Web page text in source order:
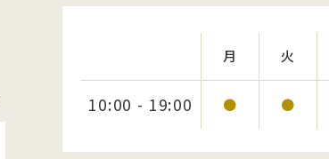
月 火
10:00 - 19:00 ● ●